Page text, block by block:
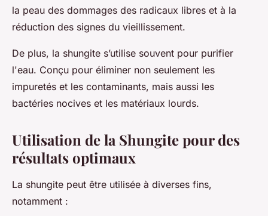
la peau des dommages des radicaux libres et à la
réduction des signes du vieillissement.
De plus, la shungite s’utilise souvent pour purifier
l'eau. Conçu pour éliminer non seulement les
impuretés et les contaminants, mais aussi les
bactéries nocives et les matériaux lourds.
Utilisation de la Shungite pour des
résultats optimaux
La shungite peut être utilisée à diverses fins,
notamment :